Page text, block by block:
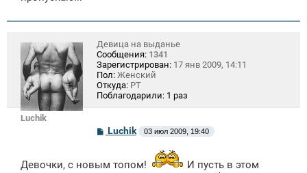
Luchik
Девица на выданье
Сообщения: 1341
Зарегистрирован: 17 янв 2009, 14:11
Пол: Женский
Откуда: РТ
Поблагодарили: 1 раз
С
о
щ
Luchik 03 июл 2009, 19:40
Девочки, с новым топом!
И пусть в этом